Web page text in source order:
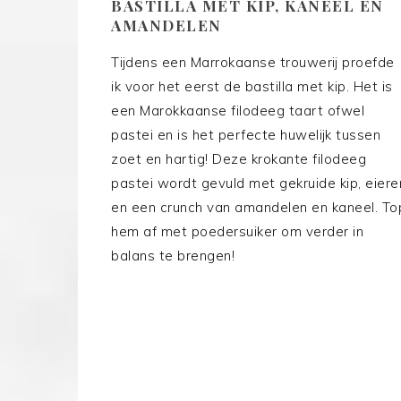
BASTILLA MET KIP, KANEEL EN
AMANDELEN
Tijdens een Marrokaanse trouwerij proefde
ik voor het eerst de bastilla met kip. Het is
een Marokkaanse filodeeg taart ofwel
pastei en is het perfecte huwelijk tussen
zoet en hartig! Deze krokante filodeeg
pastei wordt gevuld met gekruide kip,
en een crunch van amandelen en kaneel.
hem af met poedersuiker om verder in
balans te brengen!